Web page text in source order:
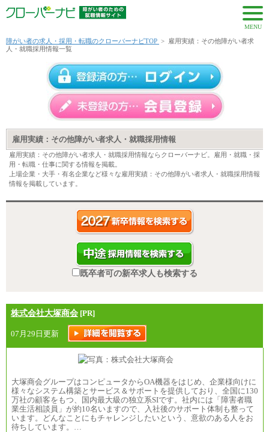
MENU
障がい者の求人・採用・転職のクローバーナビTOP >
雇用実績：その他障がい者求
人・就職採用情報一覧
雇用実績：その他障がい者求人・就職採用情報
雇用実績：その他障がい者求人・就職採用情報ならクローバーナビ。雇用・就職・採
用・転職・仕事に関する情報を掲載。
上場企業・大手・有名企業など様々な雇用実績：その他障がい者求人・就職採用情報
情報を掲載しています。
既卒者可の新卒求人も検索する
株式会社大塚商会 [PR]
07月29日更新
大塚商会グループはコンピュータからOA機器をはじめ、企業様向けに
様々なシステム構築とサービス＆サポートを提供しており、全国に130
万社の顧客をもつ、国内最大級の独立系SIです。社内には「障害者職
業生活相談員」が約10名いますので、入社後のサポート体制も整って
います。どんなことにもチャレンジしたいという、意欲のある人をお
待ちしています。…